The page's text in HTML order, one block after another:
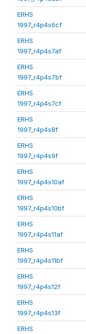
ERHS
1997_r4p4s6cf
ERHS
1997_r4p4s7af
ERHS
1997_r4p4s7bf
ERHS
1997_r4p4s7cf
ERHS
1997_r4p4s8f
ERHS
1997_r4p4s9f
ERHS
1997_r4p4s10af
ERHS
1997_r4p4s10bf
ERHS
1997_r4p4s11af
ERHS
1997_r4p4s11bf
ERHS
1997_r4p4s12f
ERHS
1997_r4p4s13f
ERHS